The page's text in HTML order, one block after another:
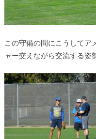
この守備の間にこうしてア
ャー交えながら交流する姿